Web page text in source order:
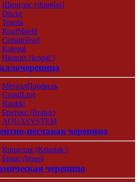
Шинглас (shinglas)
Döcke
Tegola
RoofShield
CertainTeed
Katepal
Икопал (Icopal )
МеталлПрофиль
GrandLine
Ruukki
Братекс (Bratex)
AQUASYSTEM
песчаная черепица
Криастак (Kriastak )
Браас (braas)
черепица